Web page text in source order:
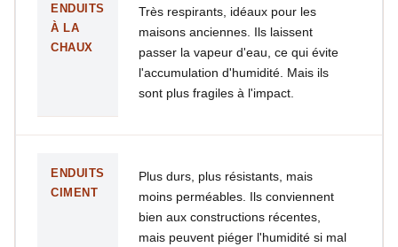
ENDUITS
À LA
CHAUX
Très respirants, idéaux pour les
maisons anciennes. Ils laissent
passer la vapeur d'eau, ce qui évite
l'accumulation d'humidité. Mais ils
sont plus fragiles à l'impact.
ENDUITS
CIMENT
Plus durs, plus résistants, mais
moins perméables. Ils conviennent
bien aux constructions récentes,
mais peuvent piéger l'humidité si mal